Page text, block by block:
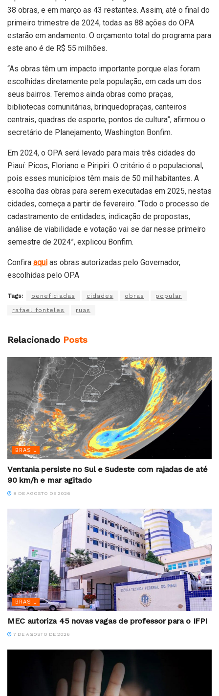
38 obras, e em março as 43 restantes. Assim, até o final do
primeiro trimestre de 2024, todas as 88 ações do OPA
estarão em andamento. O orçamento total do programa para
este ano é de R$ 55 milhões.
“As obras têm um impacto importante porque elas foram
escolhidas diretamente pela população, em cada um dos
seus bairros. Teremos ainda obras como praças,
bibliotecas comunitárias, brinquedopraças, canteiros
centrais, quadras de esporte, pontos de cultura”, afirmou o
secretário de Planejamento, Washington Bonfim.
Em 2024, o OPA será levado para mais três cidades do
Piauí: Picos, Floriano e Piripiri. O critério é o populacional,
pois esses municípios têm mais de 50 mil habitantes. A
escolha das obras para serem executadas em 2025, nestas
cidades, começa a partir de fevereiro. “Todo o processo de
cadastramento de entidades, indicação de propostas,
análise de viabilidade e votação vai se dar nesse primeiro
semestre de 2024”, explicou Bonfim.
Confira aqui as obras autorizadas pelo Governador,
escolhidas pelo OPA
Tags: beneficiadas cidades obras popular
rafael fonteles ruas
Relacionado Posts
BRASIL
Ventania persiste no Sul e Sudeste com rajadas de até
90 km/h e mar agitado
8 DE AGOSTO DE 2026
BRASIL
MEC autoriza 45 novas vagas de professor para o IFPI
7 DE AGOSTO DE 2026